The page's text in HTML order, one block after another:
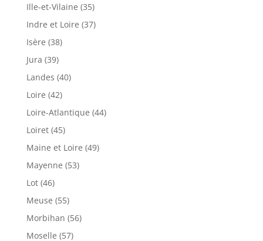
Ille-et-Vilaine (35)
Indre et Loire (37)
Isère (38)
Jura (39)
Landes (40)
Loire (42)
Loire-Atlantique (44)
Loiret (45)
Maine et Loire (49)
Mayenne (53)
Lot (46)
Meuse (55)
Morbihan (56)
Moselle (57)